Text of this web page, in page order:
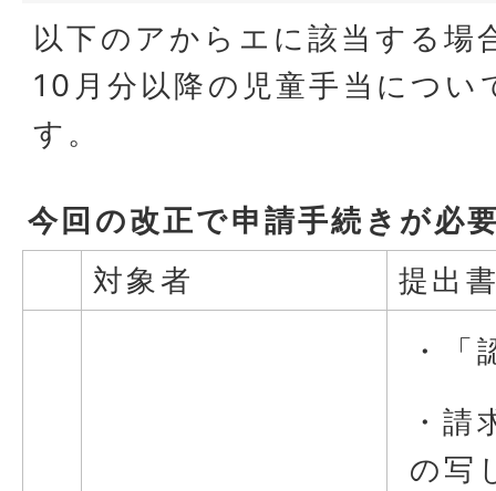
以下のアからエに該当する場
10月分以降の児童手当につい
す。
今回の改正で申請手続きが必
対象者
提出
・「
・請
の写